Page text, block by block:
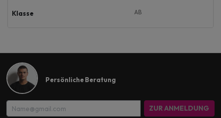
Klasse AB
Persönliche Beratung
ZUR ANMELDUNG